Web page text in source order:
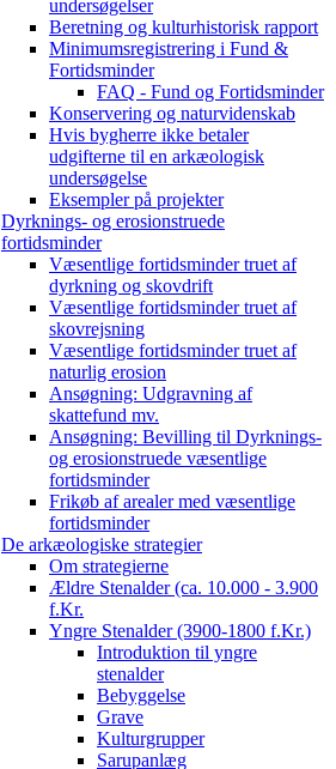
undersøgelser
Beretning og kulturhistorisk rapport
Minimumsregistrering i Fund &
Fortidsminder
FAQ - Fund og Fortidsminder
Konservering og naturvidenskab
Hvis bygherre ikke betaler
udgifterne til en arkæologisk
undersøgelse
Eksempler på projekter
Dyrknings- og erosionstruede
fortidsminder
Væsentlige fortidsminder truet af
dyrkning og skovdrift
Væsentlige fortidsminder truet af
skovrejsning
Væsentlige fortidsminder truet af
naturlig erosion
Ansøgning: Udgravning af
skattefund mv.
Ansøgning: Bevilling til Dyrknings-
og erosionstruede væsentlige
fortidsminder
Frikøb af arealer med væsentlige
fortidsminder
De arkæologiske strategier
Om strategierne
Ældre Stenalder (ca. 10.000 - 3.900
f.Kr.
Yngre Stenalder (3900-1800 f.Kr.)
Introduktion til yngre
stenalder
Bebyggelse
Grave
Kulturgrupper
Sarupanlæg